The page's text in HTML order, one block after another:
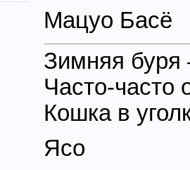
Мацуо Басё
Зимняя буря
Часто-часто
Кошка в
Ясо